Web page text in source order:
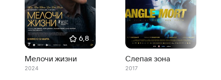
6,8
Мелочи жизни
2024
Слепая зона
2017